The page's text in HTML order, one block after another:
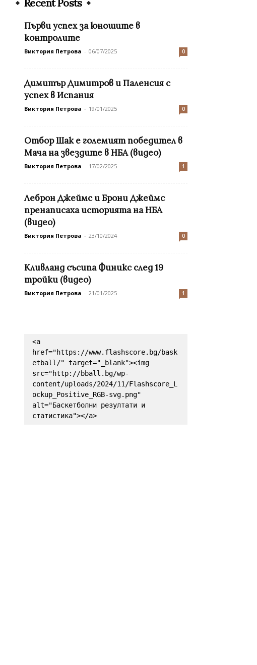
Recent Posts
Първи успех за юношите в
контролите
Виктория Петрова - 06/07/2025 0
Димитър Димитров и Паленсия с
успех в Испания
Виктория Петрова - 19/01/2025 0
Отбор Шак е големият победител в
Мача на звездите в НБА (видео)
Виктория Петрова - 17/02/2025 1
Леброн Джеймс и Брони Джеймс
пренаписаха историята на НБА
(видео)
Виктория Петрова - 23/10/2024 0
Кливланд съсипа Финикс след 19
тройки (видео)
Виктория Петрова - 21/01/2025 1
<a
href="https://www.flashscore.bg/bask
etball/" target="_blank"><img
src="http://bball.bg/wp-
content/uploads/2024/11/Flashscore_L
ockup_Positive_RGB-svg.png"
alt="Баскетболни резултати и
статистика"></a>